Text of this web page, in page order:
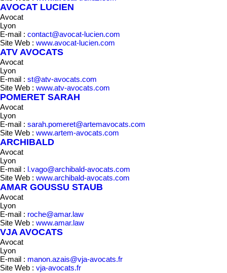
AVOCAT LUCIEN
Avocat
Lyon
E-mail : contact@avocat-lucien.com
Site Web : www.avocat-lucien.com
ATV AVOCATS
Avocat
Lyon
E-mail : st@atv-avocats.com
Site Web : www.atv-avocats.com
POMERET SARAH
Avocat
Lyon
E-mail : sarah.pomeret@artemavocats.com
Site Web : www.artem-avocats.com
ARCHIBALD
Avocat
Lyon
E-mail : l.vago@archibald-avocats.com
Site Web : www.archibald-avocats.com
AMAR GOUSSU STAUB
Avocat
Lyon
E-mail : roche@amar.law
Site Web : www.amar.law
VJA AVOCATS
Avocat
Lyon
E-mail : manon.azais@vja-avocats.fr
Site Web : vja-avocats.fr